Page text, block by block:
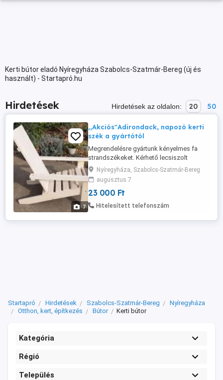
Kerti bútor eladó Nyíregyháza Szabolcs-Szatmár-Bereg (új és
használt) - Startapró.hu
Hirdetések Hirdetések az oldalon: 20 50
7
,,Akciós"Adirondack, napozó kerti
szék a gyártótól
Megrendelésre gyártunk kényelmes fa
strandszékeket. Kérhető lecsiszolt
állapotban festésre előkészitve 23 000 ft.
darabáron. Lekezelve 2 réteg viz alapu
vastag lazúral 30 000 ft. A székhez
kérhető lábtámasz is az kezeletlenül 10
000 ft. lekezelve 2 réteg viz alapu vastag
szélesség ...
Nyíregyháza, Szabolcs-Szatmár-Bereg
augusztus 7
23 000 Ft
Hitelesített telefonszám
Startapró Hirdetések Szabolcs-Szatmár-Bereg
Nyíregyháza
Otthon, kert, építkezés
Bútor Kerti bútor
Kategória
Régió
Település